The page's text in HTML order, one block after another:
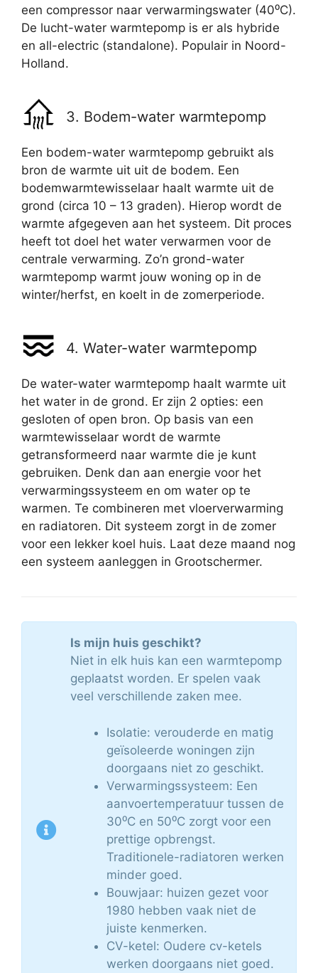
een compressor naar verwarmingswater (40⁰C).
De lucht-water warmtepomp is er als hybride
en all-electric (standalone). Populair in Noord-
Holland.
3. Bodem-water warmtepomp
Een bodem-water warmtepomp gebruikt als
bron de warmte uit uit de bodem. Een
bodemwarmtewisselaar haalt warmte uit de
grond (circa 10 – 13 graden). Hierop wordt de
warmte afgegeven aan het systeem. Dit proces
heeft tot doel het water verwarmen voor de
centrale verwarming. Zo’n grond-water
warmtepomp warmt jouw woning op in de
winter/herfst, en koelt in de zomerperiode.
4. Water-water warmtepomp
De water-water warmtepomp haalt warmte uit
het water in de grond. Er zijn 2 opties: een
gesloten of open bron. Op basis van een
warmtewisselaar wordt de warmte
getransformeerd naar warmte die je kunt
gebruiken. Denk dan aan energie voor het
verwarmingssysteem en om water op te
warmen. Te combineren met vloerverwarming
en radiatoren. Dit systeem zorgt in de zomer
voor een lekker koel huis. Laat deze maand nog
een systeem aanleggen in Grootschermer.
Is mijn huis geschikt?
Niet in elk huis kan een warmtepomp
geplaatst worden. Er spelen vaak
veel verschillende zaken mee.
Isolatie: verouderde en matig
geïsoleerde woningen zijn
doorgaans niet zo geschikt.
Verwarmingssysteem: Een
aanvoertemperatuur tussen de
30⁰C en 50⁰C zorgt voor een
prettige opbrengst.
Traditionele-radiatoren werken
minder goed.
Bouwjaar: huizen gezet voor
1980 hebben vaak niet de
juiste kenmerken.
CV-ketel: Oudere cv-ketels
werken doorgaans niet goed.